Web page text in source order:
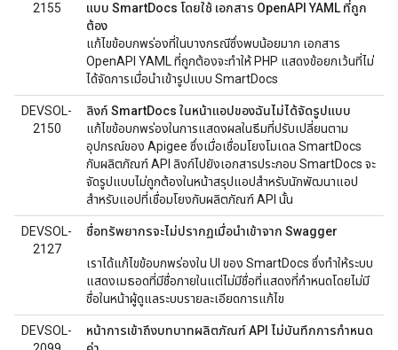
2155
แบบ SmartDocs โดยใช้ เอกสาร OpenAPI YAML ที่ถูก
ต้อง
แก้ไขข้อบกพร่องที่ในบางกรณีซึ่งพบน้อยมาก เอกสาร
OpenAPI YAML ที่ถูกต้องจะทำให้ PHP แสดงข้อยกเว้นที่ไม่
ได้จัดการเมื่อนำเข้ารูปแบบ SmartDocs
DEVSOL-
2150
ลิงก์ SmartDocs ในหน้าแอปของฉันไม่ได้จัดรูปแบบ
แก้ไขข้อบกพร่องในการแสดงผลในธีมที่ปรับเปลี่ยนตาม
อุปกรณ์ของ Apigee ซึ่งเมื่อเชื่อมโยงโมเดล SmartDocs
กับผลิตภัณฑ์ API ลิงก์ไปยังเอกสารประกอบ SmartDocs จะ
จัดรูปแบบไม่ถูกต้องในหน้าสรุปแอปสำหรับนักพัฒนาแอป
สำหรับแอปที่เชื่อมโยงกับผลิตภัณฑ์ API นั้น
DEVSOL-
2127
ชื่อทรัพยากรจะไม่ปรากฏเมื่อนำเข้าจาก Swagger
เราได้แก้ไขข้อบกพร่องใน UI ของ SmartDocs ซึ่งทำให้ระบบ
แสดงเมธอดที่มีชื่อภายในแต่ไม่มีชื่อที่แสดงที่กำหนดโดยไม่มี
ชื่อในหน้าผู้ดูแลระบบรายละเอียดการแก้ไข
DEVSOL-
หน้าการเข้าถึงบทบาทผลิตภัณฑ์ API ไม่บันทึกการกำหนด